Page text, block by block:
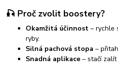
🎣 Proč zvolit boostery?
Okamžitá účinnost – rychle
ryby.
Silná pachová stopa –
Snadná aplikace – stačí